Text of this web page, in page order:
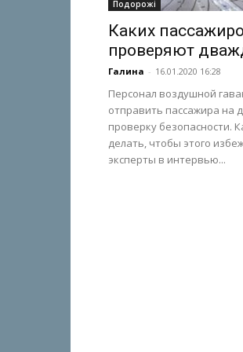
Подорожі
Каких
проверяют
Галина - 16.01.2020 16:28
Персонал воздушной
отправить пассажира на
проверку безопасности.
делать, чтобы этого
эксперты в интервью...